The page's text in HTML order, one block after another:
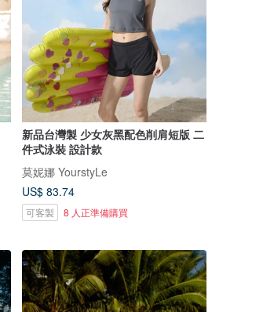
新品台灣製 少女灰黑配色削肩短版 二
件式泳裝 設計款
莫妮娜 YourstyLe
US$ 83.74
可客製 8 人正準備購買